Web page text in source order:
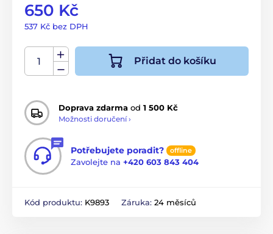
650 Kč
537 Kč bez DPH
Přidat do košíku
Doprava zdarma od 1 500 Kč
Možnosti doručení ›
Potřebujete poradit? offline
Zavolejte na +420 603 843 404
Kód produktu: K9893 Záruka: 24 měsíců